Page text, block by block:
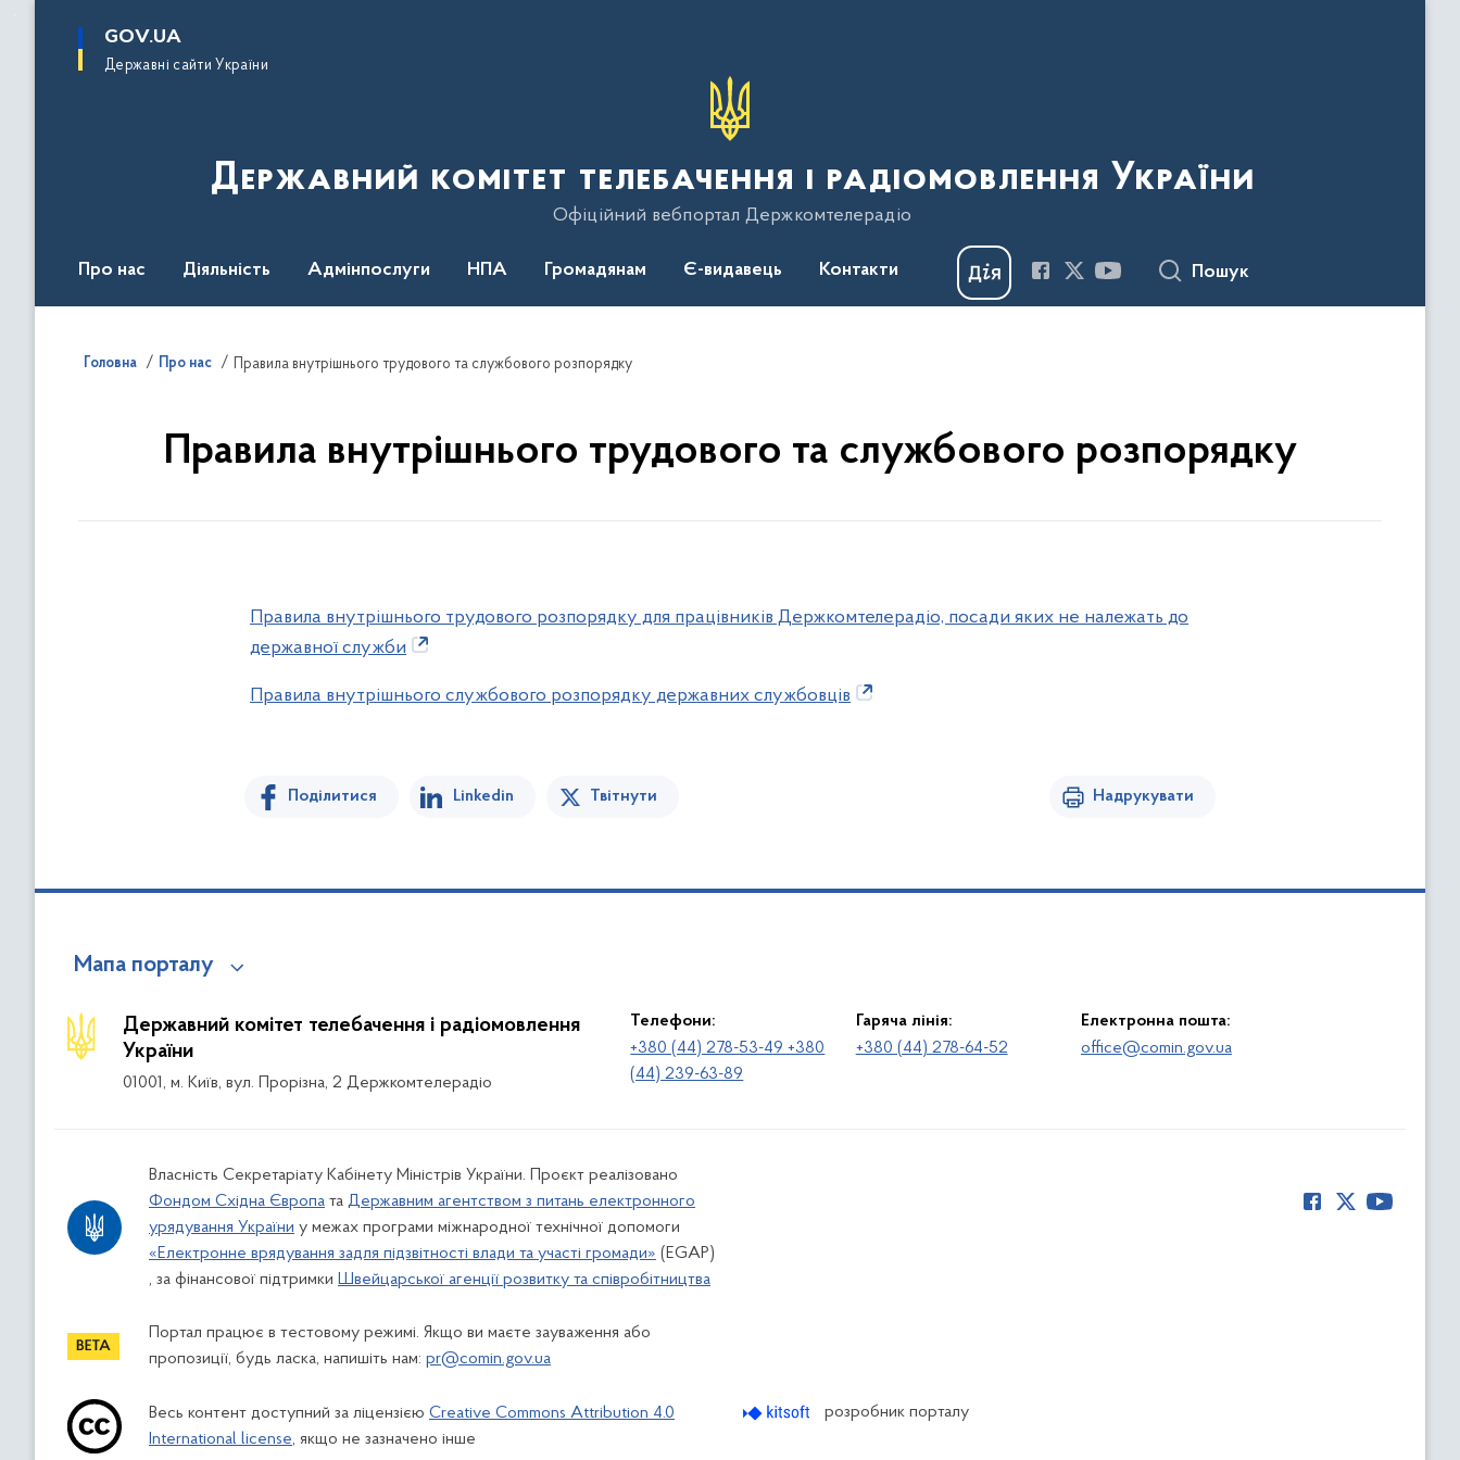
основного
GOV.UA
Державні сайти України
Державний комітет телебачення і радіомовлення України
Офіційний вебпортал Держкомтелерадіо
Про нас Діяльність Адмінпослуги НПА Громадянам Є-видавець Контакти Пошук
Головна Про нас Правила внутрішнього трудового та службового розпорядку
Правила внутрішнього трудового та службового розпорядку
Правила внутрішнього трудового розпорядку для працівників Держкомтелерадіо, посади яких не належать до
державної служби
Правила внутрішнього службового розпорядку державних службовців
Поділитися Linkedin Твітнути Надрукувати
Мапа порталу
Державний комітет телебачення і радіомовлення
України
01001, м. Київ, вул. Прорізна, 2 Держкомтелерадіо
Телефони:
+380 (44) 278-53-49 +380
(44) 239-63-89
Гаряча лінія:
+380 (44) 278-64-52
Електронна пошта:
office@comin.gov.ua
Власність Секретаріату Кабінету Міністрів України. Проєкт реалізовано
Фондом Східна Європа та Державним агентством з питань електронного
урядування України у межах програми міжнародної технічної допомоги
«Електронне врядування задля підзвітності влади та участі громади» (EGAP)
, за фінансової підтримки Швейцарської агенції розвитку та співробітництва
Портал працює в тестовому режимі. Якщо ви маєте зауваження або
пропозиції, будь ласка, напишіть нам: pr@comin.gov.ua
Весь контент доступний за ліцензією Creative Commons Attribution 4.0
International license, якщо не зазначено інше
розробник порталу